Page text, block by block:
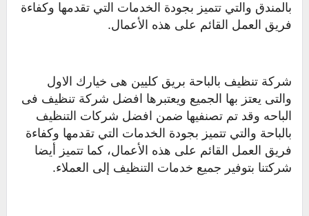
بالمندق والتي تتميز بجودة الخدمات التي تقدمها وكفاءة
فريق العمل القائم على هذه الأعمال.
شركة تنظيف بالباحة بريق كليين هى خيارك الاول
والتى يعتز بها الجميع ويعتبرها افضل شركة تنظيف فى
الباحه وقد تم تصنفيها ضمن افضل شركات التنظيف
بالباحة والتي تتميز بجودة الخدمات التي تقدمها وكفاءة
فريق العمل القائم على هذه الأعمال، كما تتميز أيضا
شركتنا بتوفير جميع خدمات التنظيف إلى العملاء.